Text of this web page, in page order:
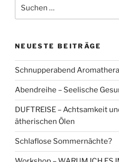
nach:
NEUESTE BEITRÄGE
Schnupperabend
Abendreihe – Seelische
DUFTREISE – Achtsamkeit
ätherischen Ölen
Schlaflose Sommernächte?